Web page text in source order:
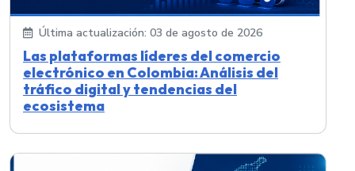
Última actualización: 03 de agosto de 2026
Las plataformas líderes del comercio
electrónico en Colombia: Análisis del
tráfico digital y tendencias del
ecosistema